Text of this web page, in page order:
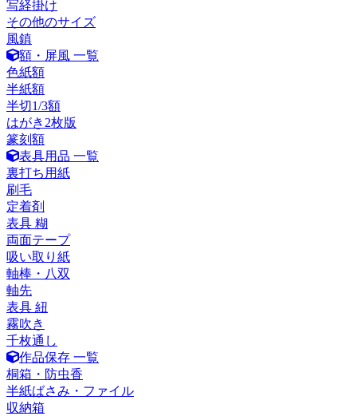
写経掛け
その他のサイズ
風鎮
額・屏風 一覧
色紙額
半紙額
半切1/3額
はがき2枚版
篆刻額
表具用品 一覧
裏打ち用紙
刷毛
定着剤
表具 糊
両面テープ
吸い取り紙
軸棒・八双
軸先
表具 紐
霧吹き
千枚通し
作品保存 一覧
桐箱・防虫香
半紙ばさみ・ファイル
収納箱